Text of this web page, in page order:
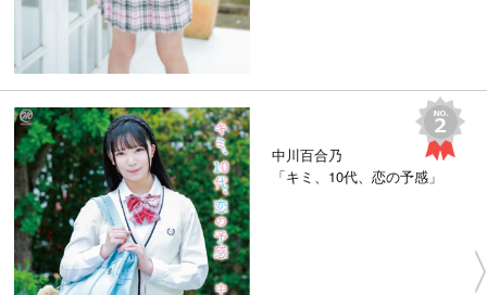
中川百合乃
「キミ、10代、恋の予感」